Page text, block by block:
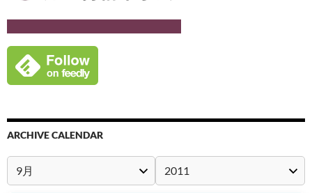
ARCHIVE CALENDAR